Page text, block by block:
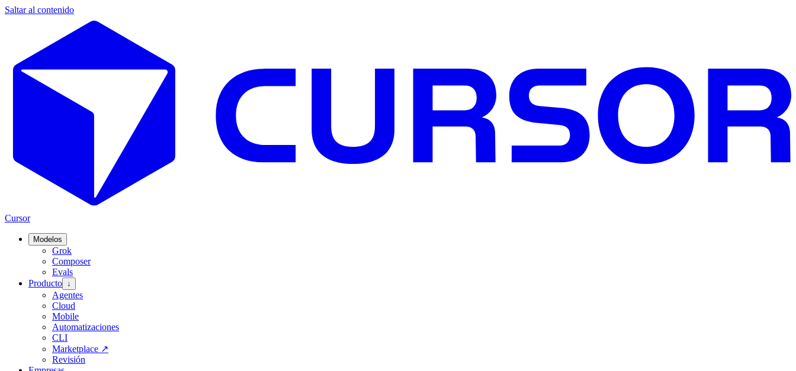
Saltar al contenido
Cursor
Modelos
Grok
Composer
Evals
Producto ↓
Agentes
Cloud
Mobile
Automatizaciones
CLI
Marketplace ↗
Revisión